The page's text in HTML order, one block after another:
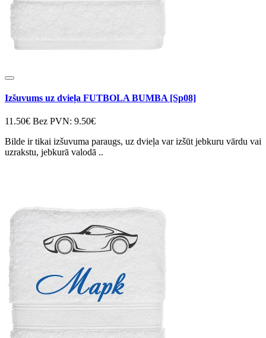
Izšuvums uz dvieļa FUTBOLA BUMBA [Sp08]
11.50€ Bez PVN: 9.50€
Bilde ir tikai izšuvuma paraugs, uz dvieļa var izšūt jebkuru vārdu vai
uzrakstu, jebkurā valodā ..